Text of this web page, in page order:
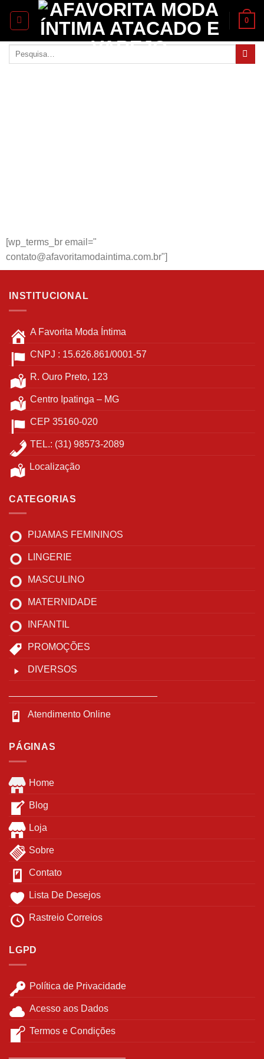
0
[wp_terms_br email="
contato@afavoritamodaintima.com.br"]
INSTITUCIONAL
A Favorita Moda Íntima
CNPJ : 15.626.861/0001-57
R. Ouro Preto, 123
Centro Ipatinga – MG
CEP 35160-020
TEL.: (31) 98573-2089
Localização
CATEGORIAS
PIJAMAS FEMININOS
LINGERIE
MASCULINO
MATERNIDADE
INFANTIL
PROMOÇÕES
DIVERSOS
Atendimento Online
PÁGINAS
Home
Blog
Loja
Sobre
Contato
Lista De Desejos
Rastreio Correios
LGPD
Política de Privacidade
Acesso aos Dados
Termos e Condições